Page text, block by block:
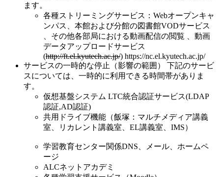
ます。
各種ストリーミングサービス：Webオープンキャ
ンパス、本館および分館の図書館VODサービス
、その他各部局における動画配信の閲覧 、動画
データアップロードサービス
(http://ft.el.kyutech.ac.jp/) https://nc.el.kyutech.ac.jp/
サービスの一時的な停止（影響の範囲） 下記のサービ
スについては、一時的に利用できる時間帯がありま
す。
仮想基盤システム LTC統合認証サービス(LDAP
認証,AD認証)
共用ドライブ機能（飯塚：マルチメディア講義
室、リカレント講義室、EL講義室、IMS）
学習教育センター関係DNS、メール、ホームペ
ージ
ALCネットアカデミ